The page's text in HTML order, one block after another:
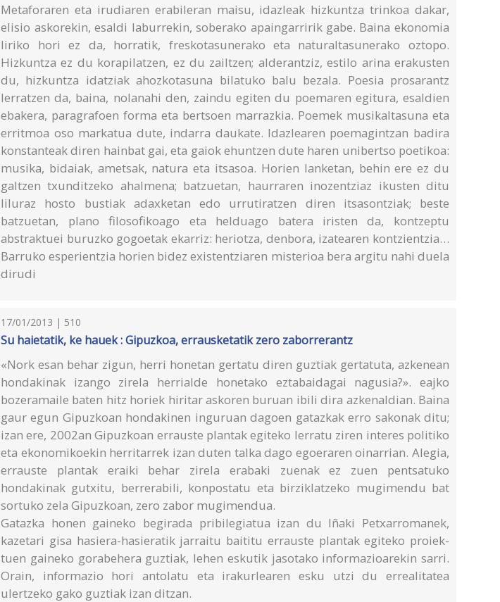
Metaforaren eta irudiaren erabileran maisu, idazleak hizkuntza trinkoa dakar,
elisio askorekin, esaldi laburrekin, soberako apaingarririk gabe. Baina ekonomia
liriko hori ez da, horratik, freskotasunerako eta naturaltasunerako oztopo.
Hizkuntza ez du korapilatzen, ez du zailtzen; alderantziz, estilo arina erakusten
du, hizkuntza idatziak ahozkotasuna bilatuko balu bezala. Poesia prosarantz
lerratzen da, baina, nolanahi den, zaindu egiten du poemaren egitura, esaldien
ebakera, paragrafoen forma eta bertsoen marrazkia. Poemek musikaltasuna eta
erritmoa oso markatua dute, indarra daukate. Idazlearen poemagintzan badira
konstanteak diren hainbat gai, eta gaiok ehuntzen dute haren unibertso poetikoa:
musika, bidaiak, ametsak, natura eta itsasoa. Horien lanketan, behin ere ez du
galtzen txunditzeko ahalmena; batzuetan, haurraren inozentziaz ikusten ditu
liluraz hosto bustiak adaxketan edo urrutiratzen diren itsasontziak; beste
batzuetan, plano filosofikoago eta helduago batera iristen da, kontzeptu
abstraktuei buruzko gogoetak ekarriz: heriotza, denbora, izatearen kontzientzia…
Barruko esperientzia horien bidez existentziaren misterioa bera argitu nahi duela
dirudi
17/01/2013 | 510
Su haietatik, ke hauek : Gipuzkoa, errausketatik zero zaborrerantz
«Nork esan behar zigun, herri honetan gertatu diren guztiak gertatuta, azkenean
hondakinak izango zirela herrialde honetako eztabaidagai nagusia?». eajko
bozeramaile baten hitz horiek hiritar askoren buruan ibili dira azkenaldian. Baina
gaur egun Gipuzkoan hondakinen inguruan dagoen gatazkak erro sakonak ditu;
izan ere, 2002an Gipuzkoan errauste plantak egiteko lerratu ziren interes politiko
eta ekonomikoekin herritarrek izan duten talka dago egoeraren oinarrian. Alegia,
errauste plantak eraiki behar zirela erabaki zuenak ez zuen pentsatuko
hondakinak gutxitu, berrerabili, konpostatu eta birziklatzeko mugimendu bat
sortuko zela Gipuzkoan, zero zabor mugimendua.
Gatazka honen gaineko begirada pribilegiatua izan du Iñaki Petxarromanek,
kazetari gisa hasiera-hasieratik jarraitu baititu errauste plantak egiteko proiek-
tuen gaineko gorabehera guztiak, lehen eskutik jasotako informazioarekin sarri.
Orain, informazio hori antolatu eta irakurlearen esku utzi du errealitatea
ulertzeko gako guztiak izan ditzan.